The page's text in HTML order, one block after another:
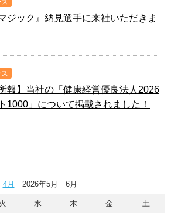
ジック』納見選手に来社いただきま
報】当社の「健康経営優良法人2026
1000」について掲載されました！
4月 2026年5月 6月
火 水 木 金 土